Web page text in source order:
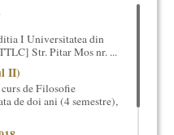
-, insa acum
ale culturii.
si administram proiecte
de finantare, marketing
concerte si
tinem cursuri de
si de alte feluri.
I Universitatea din
Str. Pitar Mos nr. ...
II)
de Filosofie
de doi ani (4 semestre),